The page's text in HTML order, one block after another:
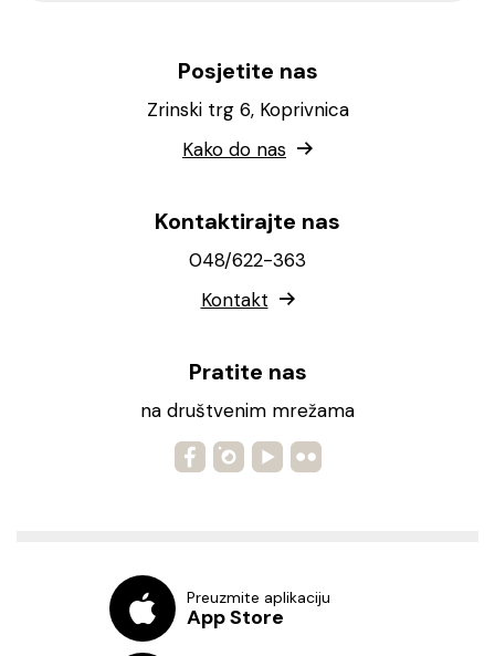
Posjetite nas
Zrinski trg 6, Koprivnica
Kako do nas
Kontaktirajte nas
048/622-363
Kontakt
Pratite nas
na društvenim mrežama
Preuzmite aplikaciju
App Store